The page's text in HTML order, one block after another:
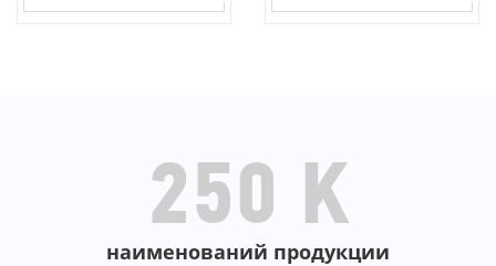
250 K
наименований продукции